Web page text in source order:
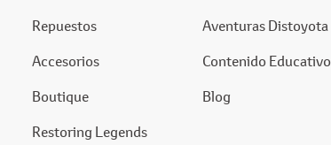
Repuestos
Accesorios
Boutique
Restoring Legends
Aventuras Distoyota
Contenido Educativo
Blog